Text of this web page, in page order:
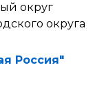
округ
округа
Россия"